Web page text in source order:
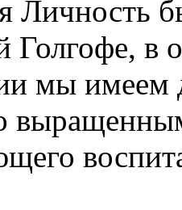
Личность
Голгофе, в
мы имеем